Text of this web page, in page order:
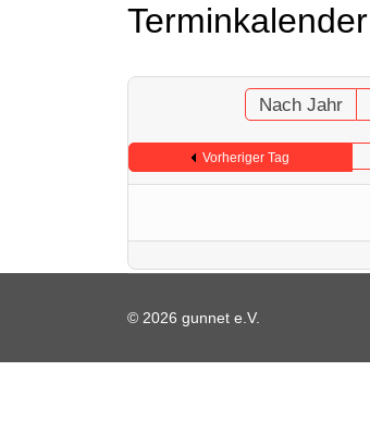
Terminkalender
Nach Jahr
Vorheriger Tag
© 2026 gunnet e.V.